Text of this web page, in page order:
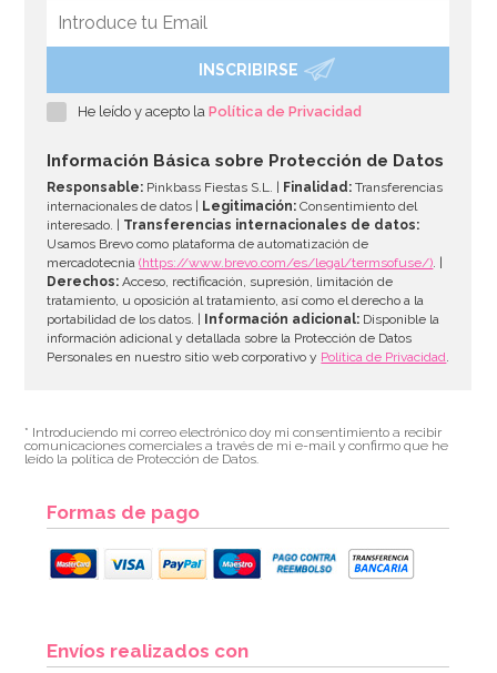
Bombona de Helio para Globos Mini
AÑADIR
INSCRIBIRSE
He leído y acepto laPolítica de Privacidad
Información Básica sobre Protección de Datos
Responsable: Pinkbass Fiestas S.L. | Finalidad: Transferencias
internacionales de datos |
Legitimación: Consentimiento del
interesado. | Transferencias internacionales de datos:
Usamos Brevo como plataforma de automatización de
mercadotecnia(https://www.brevo.com/es/legal/termsofuse/). |
Derechos: Acceso, rectificación, supresión, limitación de
tratamiento, u oposición al tratamiento, así como el derecho a la
portabilidad de los datos. |
Información adicional: Disponible la
información adicional y detallada sobre la Protección de Datos
Personales en nuestro sitio web corporativo y Política de Privacidad.
* Introduciendo mi correo electrónico doy mi consentimiento a recibir
comunicaciones comerciales a través de mi e-mail y confirmo que he
leído la política de Protección de Datos.
Formas de pago
Envíos realizados con